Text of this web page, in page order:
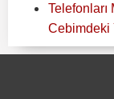
Telefonları
Cebimdeki